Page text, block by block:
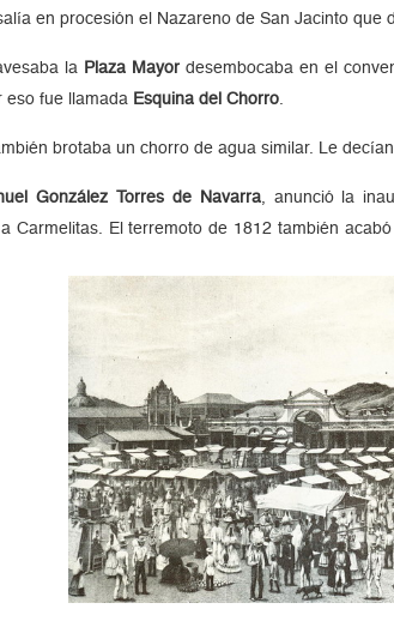
en procesión el Nazareno de San Jacinto que
la Plaza Mayor desembocaba en el
eso fue llamada Esquina del Chorro
brotaba un chorro de agua similar. Le decían
González Torres de Navarra, anunció la
Carmelitas. El terremoto de 1812 también